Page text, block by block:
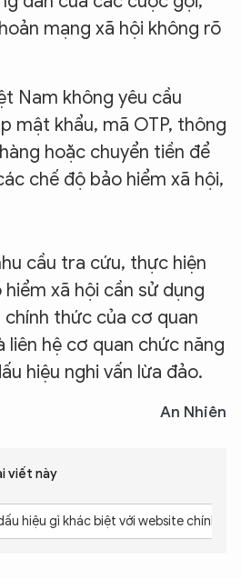
mạng xã hội không rõ
Nam không yêu cầu
mật khẩu, mã OTP, thông
hoặc chuyển tiền để
chế độ bảo hiểm xã hội,
cầu tra cứu, thực hiện
xã hội cần sử dụng
thức của cơ quan
liên hệ cơ quan chức năng
hiệu nghi vấn lừa đảo.
An Nhiên
viết này
hiệu gì khác biệt với website chính